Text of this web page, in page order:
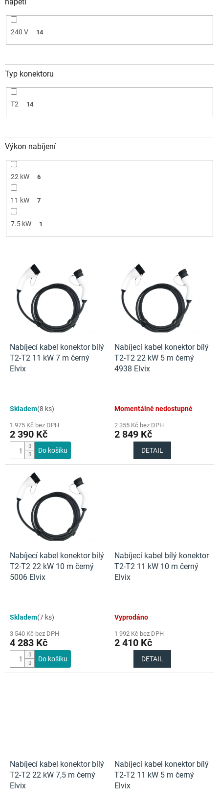
240 V 14
Typ konektoru
T2 14
Výkon nabíjení
22 kW 6
11 kW 7
7.5 kW 1
Nabíjecí kabel konektor bílý
T2-T2 11 kW 7 m černý
Elvix
Skladem(8 ks)
1 975 Kč bez DPH
2 390 Kč
Do košíku
Nabíjecí kabel konektor bílý
T2-T2 22 kW 5 m černý
4938 Elvix
Momentálně nedostupné
2 355 Kč bez DPH
2 849 Kč
DETAIL
Nabíjecí kabel konektor bílý
T2-T2 22 kW 10 m černý
5006 Elvix
Skladem(7 ks)
3 540 Kč bez DPH
4 283 Kč
Do košíku
Nabíjecí kabel bílý konektor
T2-T2 11 kW 10 m černý
Elvix
Vyprodáno
1 992 Kč bez DPH
2 410 Kč
DETAIL
Nabíjecí kabel konektor bílý
T2-T2 22 kW 7,5 m černý
Elvix
Nabíjecí kabel konektor bílý
T2-T2 11 kW 5 m černý
Elvix